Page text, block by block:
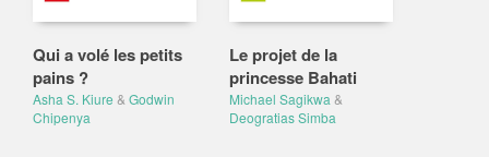
Qui a volé les petits
pains ?
Asha S. Kiure & Godwin
Chipenya
Le projet de la
princesse Bahati
Michael Sagikwa &
Deogratias Simba